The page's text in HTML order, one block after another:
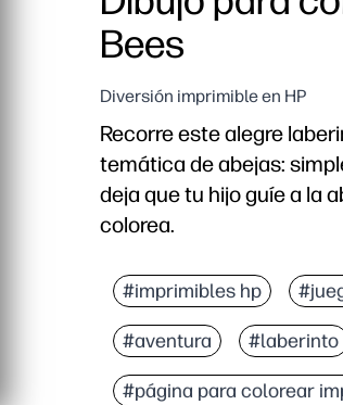
Bees
Diversión imprimible en HP
Recorre este alegre
temática de abejas:
deja que tu hijo guíe a la
colorea.
Imprimible sin
Desarrolla la
Fortalece las
Diversión atractiva y
#imprimibles hp
#aventura #laberinto
#página para colorear